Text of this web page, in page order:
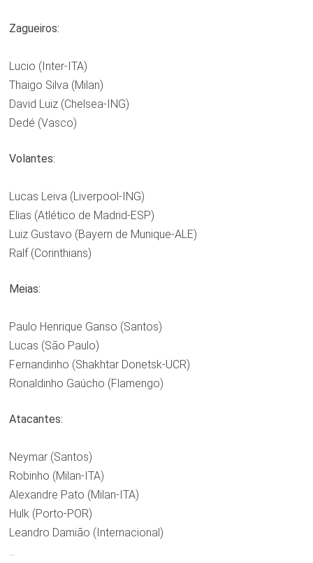
Zagueiros:
Lucio (Inter-ITA)
Thaigo Silva (Milan)
David Luiz (Chelsea-ING)
Dedé (Vasco)
Volantes:
Lucas Leiva (Liverpool-ING)
Elias (Atlético de Madrid-ESP)
Luiz Gustavo (Bayern de Munique-ALE)
Ralf (Corinthians)
Meias:
Paulo Henrique Ganso (Santos)
Lucas (São Paulo)
Fernandinho (Shakhtar Donetsk-UCR)
Ronaldinho Gaúcho (Flamengo)
Atacantes:
Neymar (Santos)
Robinho (Milan-ITA)
Alexandre Pato (Milan-ITA)
Hulk (Porto-POR)
Leandro Damião (Internacional)
…